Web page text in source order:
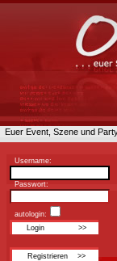
Euer Event, Szene und
Username:
Passwort:
autologin: